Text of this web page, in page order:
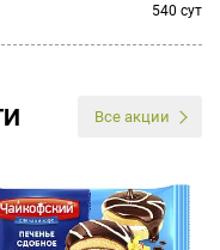
540 сут
Все акции